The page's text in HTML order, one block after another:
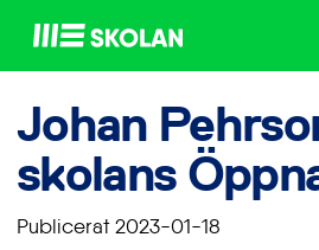
ME
Skolan
Johan
skolans
Publicerat 2023-01-18